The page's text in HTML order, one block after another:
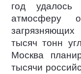
год удалось
атмосферу
тысяч тонн
Москва
тысячи